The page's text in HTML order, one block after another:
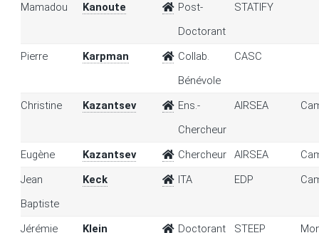
Mamadou
Kanoute
Post-
Doctorant
STATIFY
Pierre Karpman
Collab.
Bénévole
CASC
Christine Kazantsev
Ens.-
Chercheur
AIRSEA
Eugène Kazantsev Chercheur AIRSEA
Jean
Baptiste
Keck ITA EDP
Jérémie Klein Doctorant STEEP